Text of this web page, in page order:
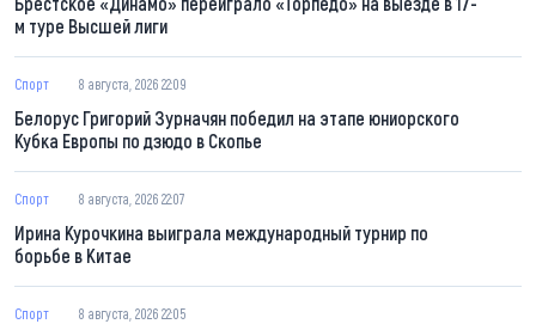
м туре Высшей лиги
Спорт 8 августа, 2026 22:09
Белорус Григорий Зурначян победил на этапе юниорского
Кубка Европы по дзюдо в Скопье
Спорт 8 августа, 2026 22:07
Ирина Курочкина выиграла международный турнир по
борьбе в Китае
Спорт 8 августа, 2026 22:05